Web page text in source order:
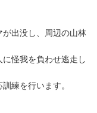
没し、周辺の山林
我を負わせ逃走し
を行います。